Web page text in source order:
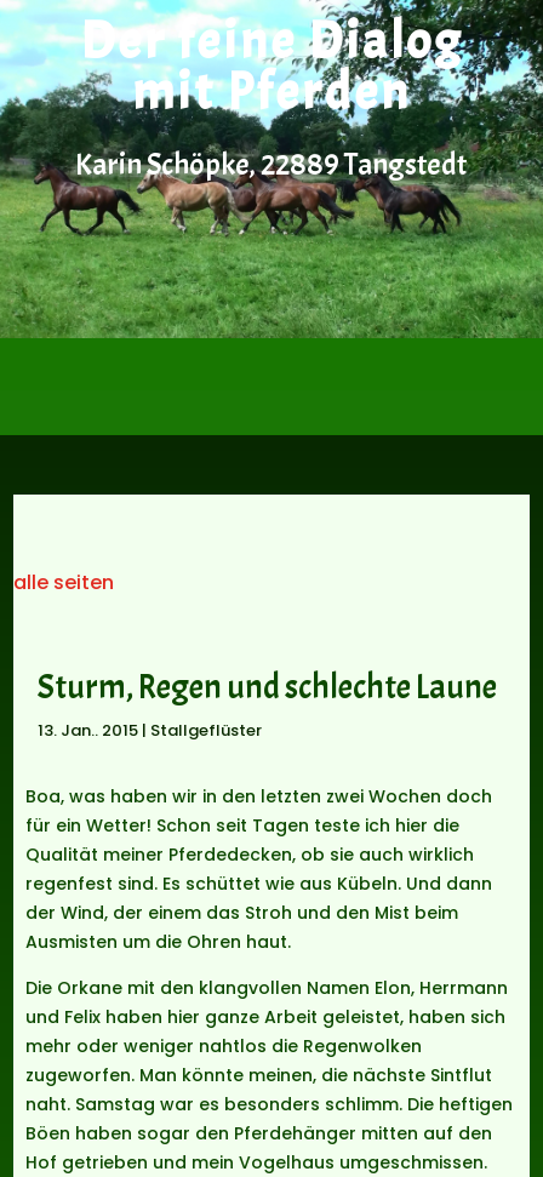
Der feine Dialog
mit Pferden
Karin Schöpke, 22889 Tangstedt
alle seiten
Sturm, Regen und schlechte Laune
13. Jan.. 2015 | Stallgeflüster
Boa, was haben wir in den letzten zwei Wochen doch
für ein Wetter! Schon seit Tagen teste ich hier die
Qualität meiner Pferdedecken, ob sie auch wirklich
regenfest sind. Es schüttet wie aus Kübeln. Und dann
der Wind, der einem das Stroh und den Mist beim
Ausmisten um die Ohren haut.
Die Orkane mit den klangvollen Namen Elon, Herrmann
und Felix haben hier ganze Arbeit geleistet, haben sich
mehr oder weniger nahtlos die Regenwolken
zugeworfen. Man könnte meinen, die nächste Sintflut
naht. Samstag war es besonders schlimm. Die heftigen
Böen haben sogar den Pferdehänger mitten auf den
Hof getrieben und mein Vogelhaus umgeschmissen.